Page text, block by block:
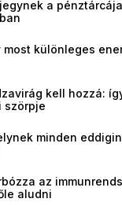
a
most különleges
kell hozzá:
szörpje
minden
az
aludni